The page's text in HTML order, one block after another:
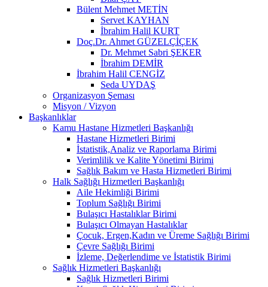
Bülent Mehmet METİN
Servet KAYHAN
İbrahim Halil KURT
Doç.Dr. Ahmet GÜZELÇİÇEK
Dr. Mehmet Sabri ŞEKER
İbrahim DEMİR
İbrahim Halil CENGİZ
Seda UYDAŞ
Organizasyon Şeması
Misyon / Vizyon
Başkanlıklar
Kamu Hastane Hizmetleri Başkanlığı
Hastane Hizmetleri Birimi
İstatistik,Analiz ve Raporlama Birimi
Verimlilik ve Kalite Yönetimi Birimi
Sağlık Bakım ve Hasta Hizmetleri Birimi
Halk Sağlığı Hizmetleri Başkanlığı
Aile Hekimliği Birimi
Toplum Sağlığı Birimi
Bulaşıcı Hastalıklar Birimi
Bulaşıcı Olmayan Hastalıklar
Çocuk, Ergen,Kadın ve Üreme Sağlığı Birimi
Çevre Sağlığı Birimi
İzleme, Değerlendime ve İstatistik Birimi
Sağlık Hizmetleri Başkanlığı
Sağlık Hizmetleri Birimi